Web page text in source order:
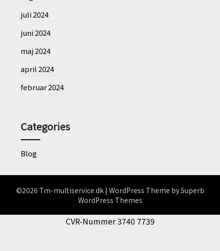
juli 2024
juni 2024
maj 2024
april 2024
februar 2024
Categories
Blog
©2026 Tm-multiservice.dk | WordPress Theme bySuperb
WordPress Themes
CVR-Nummer 3740 7739